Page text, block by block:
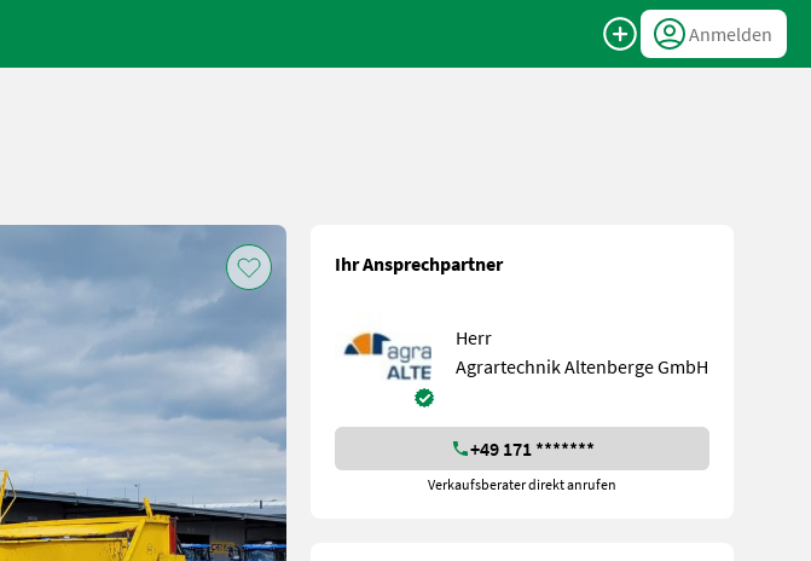
Anmelden
Ihr Ansprechpartner
Herr
Agrartechnik Altenberge GmbH
+49 171 *******
Verkaufsberater direkt anrufen